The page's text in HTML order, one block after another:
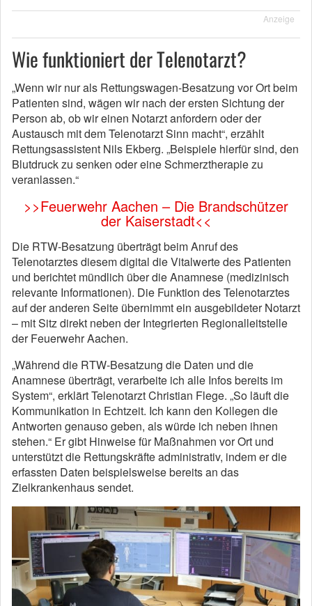
Anzeige
Wie funktioniert der Telenotarzt?
„Wenn wir nur als Rettungswagen-Besatzung vor Ort beim
Patienten sind, wägen wir nach der ersten Sichtung der
Person ab, ob wir einen Notarzt anfordern oder der
Austausch mit dem Telenotarzt Sinn macht“, erzählt
Rettungsassistent Nils Ekberg. „Beispiele hierfür sind, den
Blutdruck zu senken oder eine Schmerztherapie zu
veranlassen.“
>>Feuerwehr Aachen – Die Brandschützer
der Kaiserstadt<<
Die RTW-Besatzung überträgt beim Anruf des
Telenotarztes diesem digital die Vitalwerte des Patienten
und berichtet mündlich über die Anamnese (medizinisch
relevante Informationen). Die Funktion des Telenotarztes
auf der anderen Seite übernimmt ein ausgebildeter Notarzt
– mit Sitz direkt neben der Integrierten Regionalleitstelle
der Feuerwehr Aachen.
„Während die RTW-Besatzung die Daten und die
Anamnese überträgt, verarbeite ich alle Infos bereits im
System“, erklärt Telenotarzt Christian Flege. „So läuft die
Kommunikation in Echtzeit. Ich kann den Kollegen die
Antworten genauso geben, als würde ich neben ihnen
stehen.“ Er gibt Hinweise für Maßnahmen vor Ort und
unterstützt die Rettungskräfte administrativ, indem er die
erfassten Daten beispielsweise bereits an das
Zielkrankenhaus sendet.